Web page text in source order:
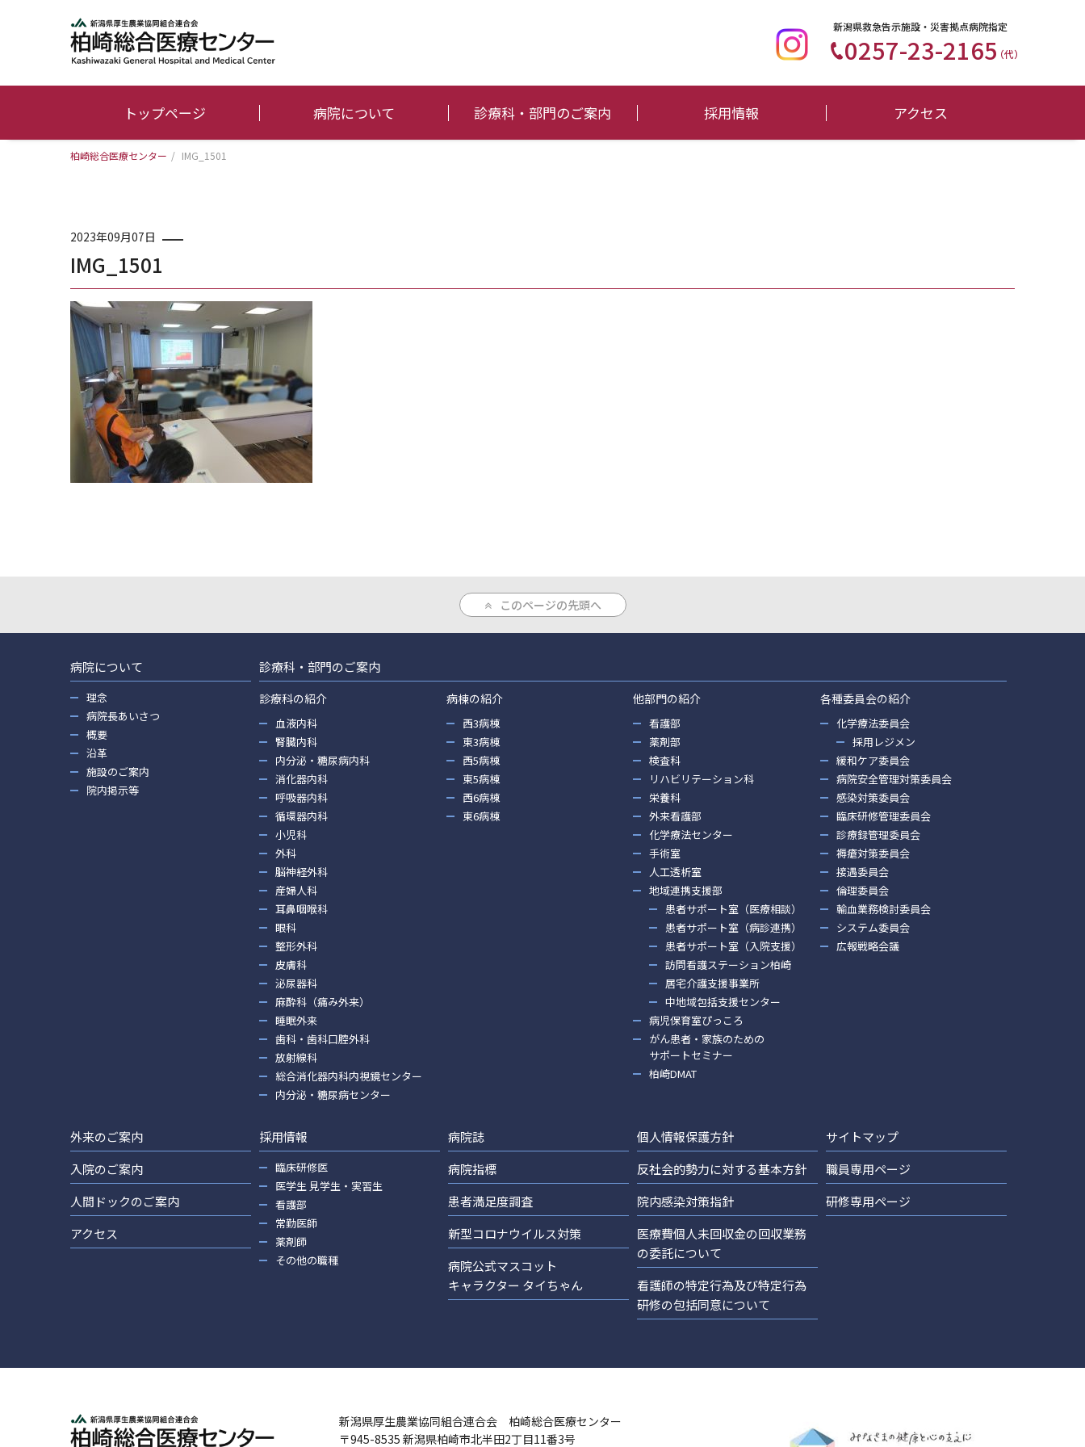
新潟県救急告示施設・災害拠点病院指定
0257-23-2165（代）
トップページ 病院について 診療科・部門のご案内 採用情報 アクセス
柏崎総合医療センター / IMG_1501
2023年09月07日
IMG_1501
このページの先頭へ
病院について
理念
病院長あいさつ
概要
沿革
施設のご案内
院内掲示等
診療科・部門のご案内
診療科の紹介
血液内科
腎臓内科
内分泌・糖尿病内科
消化器内科
呼吸器内科
循環器内科
小児科
外科
脳神経外科
産婦人科
耳鼻咽喉科
眼科
整形外科
皮膚科
泌尿器科
麻酔科（痛み外来）
睡眠外来
歯科・歯科口腔外科
放射線科
総合消化器内科内視鏡センター
内分泌・糖尿病センター
病棟の紹介
西3病棟
東3病棟
西5病棟
東5病棟
西6病棟
東6病棟
他部門の紹介
看護部
薬剤部
検査科
リハビリテーション科
栄養科
外来看護部
化学療法センター
手術室
人工透析室
地域連携支援部
患者サポート室（医療相談）
患者サポート室（病診連携）
患者サポート室（入院支援）
訪問看護ステーション柏崎
居宅介護支援事業所
中地域包括支援センター
病児保育室ぴっころ
がん患者・家族のための
サポートセミナー
柏崎DMAT
各種委員会の紹介
化学療法委員会
採用レジメン
緩和ケア委員会
病院安全管理対策委員会
感染対策委員会
臨床研修管理委員会
診療録管理委員会
褥瘡対策委員会
接遇委員会
倫理委員会
輸血業務検討委員会
システム委員会
広報戦略会議
外来のご案内
入院のご案内
人間ドックのご案内
アクセス
採用情報
臨床研修医
医学生 見学生・実習生
看護部
常勤医師
薬剤師
その他の職種
病院誌
病院指標
患者満足度調査
新型コロナウイルス対策
病院公式マスコット
キャラクター タイちゃん
個人情報保護方針
反社会的勢力に対する基本方針
院内感染対策指針
医療費個人未回収金の回収業務
の委託について
看護師の特定行為及び特定行為
研修の包括同意について
サイトマップ
職員専用ページ
研修専用ページ
新潟県厚生農業協同組合連合会 柏崎総合医療センター
〒945-8535 新潟県柏崎市北半田2丁目11番3号